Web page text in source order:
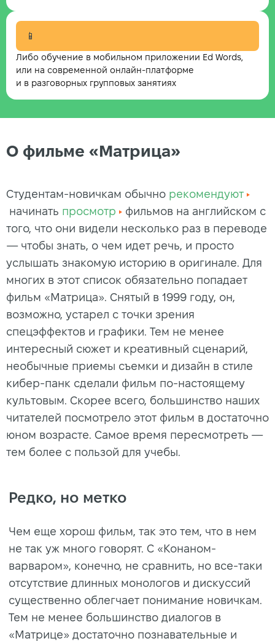
📱
Либо обучение в мобильном приложении Ed Words,
или на современной онлайн-платформе
и в разговорных групповых занятиях
О фильме «Матрица»
Студентам-новичкам обычно рекомендуют
начинать просмотр
фильмов на английском с
того, что они видели несколько раз в переводе
— чтобы знать, о чем идет речь, и просто
услышать знакомую историю в оригинале. Для
многих в этот список обязательно попадает
фильм «Матрица». Снятый в 1999 году, он,
возможно, устарел с точки зрения
спецэффектов и графики. Тем не менее
интересный сюжет и креативный сценарий,
необычные приемы съемки и дизайн в стиле
кибер-панк сделали фильм по-настоящему
культовым. Скорее всего, большинство наших
читателей посмотрело этот фильм в достаточно
юном возрасте. Самое время пересмотреть —
тем более с пользой для учебы.
Редко, но метко
Чем еще хорош фильм, так это тем, что в нем
не так уж много говорят. С «Конаном-
варваром», конечно, не сравнить, но все-таки
отсутствие длинных монологов и дискуссий
существенно облегчает понимание новичкам.
Тем не менее большинство диалогов в
«Матрице» достаточно познавательные и